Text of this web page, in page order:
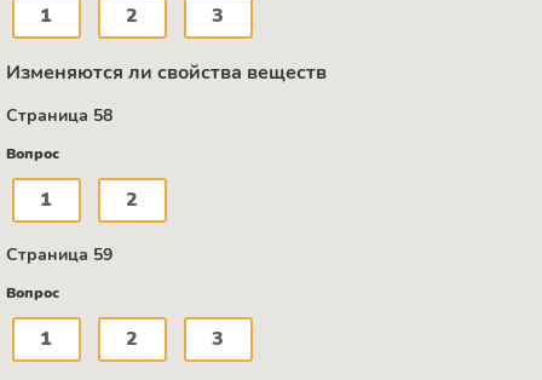
1 2 3
Изменяются ли свойства веществ
Страница 58
Вопрос
1 2
Страница 59
Вопрос
1 2 3